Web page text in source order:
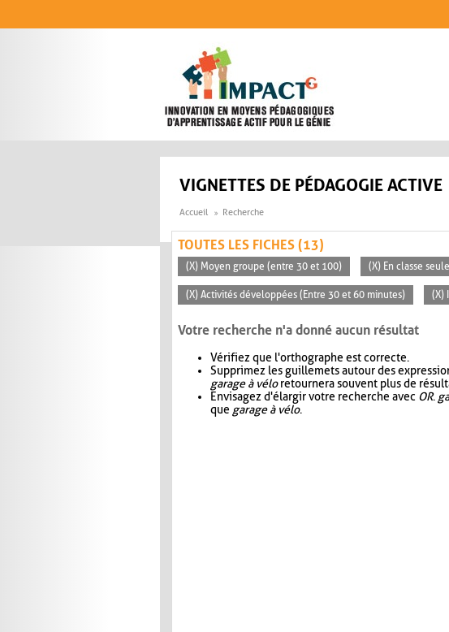
VIGNETTES DE PÉDAGOGIE ACTIVE
Accueil Recherche
TOUTES LES FICHES (13)
(X) Moyen groupe (entre 30 et 100) (X) En classe
(X) Activités développées (Entre 30 et 60 minutes) (X)
Votre recherche n'a donné aucun résultat
Vérifiez que l'orthographe est correcte.
Supprimez les guillemets autour des
garage à véloretournera souvent plus de
Envisagez d'élargir votre recherche avec OR.
que garage à vélo.